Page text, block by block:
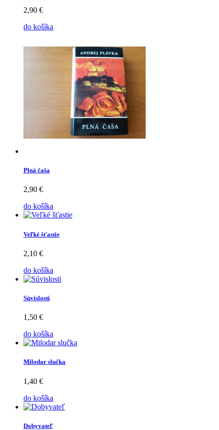
2,90 €
do košíka
Plná čaša
2,90 €
do košíka
Veľké šťastie
2,10 €
do košíka
Súvislosti
1,50 €
do košíka
Milodar slučka
1,40 €
do košíka
Dobyvateľ